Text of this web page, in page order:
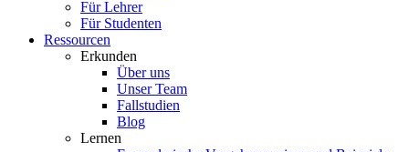
Für Lehrer
Für Studenten
Ressourcen
Erkunden
Über uns
Unser Team
Fallstudien
Blog
Lernen